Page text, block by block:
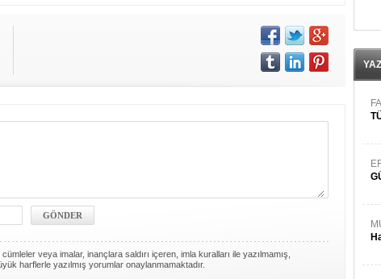
veya imalar, inançlara saldırı içeren, imla kuralları ile yazılmamış,
harflerle yazılmış yorumlar onaylanmamaktadır.